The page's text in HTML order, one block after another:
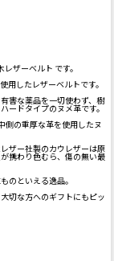
ザーベルト です。
用したレザーベルトです。
害な薬品を一切使わず、樹
ードタイプのヌメ革です。
側の重厚な革を使用したヌ
ザー社製のカウレザーは原
携わり色むら、傷の無い最
のといえる逸品。
切な方へのギフトにもピッ